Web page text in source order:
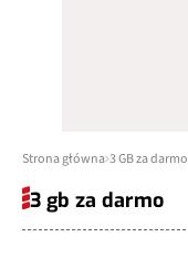
Strona główna 3 GB za darmo
3 gb za darmo